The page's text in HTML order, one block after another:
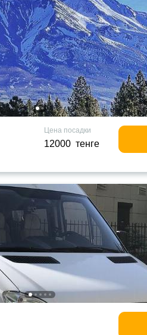
Цена посадки
12000 тенге